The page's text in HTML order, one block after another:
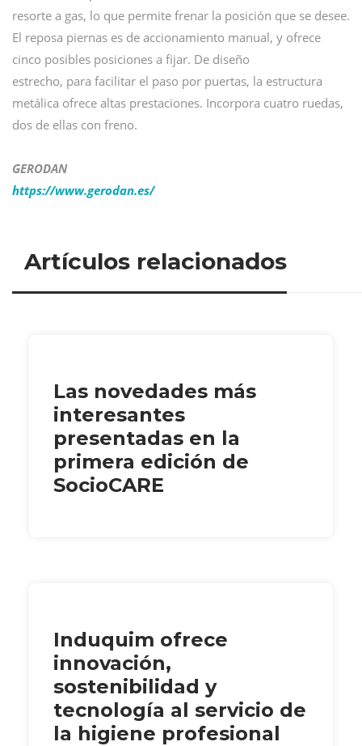
resorte a gas, lo que permite frenar la posición que se desee.
El reposa piernas es de accionamiento manual, y ofrece
cinco posibles posiciones a fijar. De diseño
estrecho, para facilitar el paso por puertas, la estructura
metálica ofrece altas prestaciones. Incorpora cuatro ruedas,
dos de ellas con freno.
GERODAN
https://www.gerodan.es/
Artículos relacionados
Las novedades más
interesantes
presentadas en la
primera edición de
SocioCARE
Induquim ofrece
innovación,
sostenibilidad y
tecnología al servicio de
la higiene profesional